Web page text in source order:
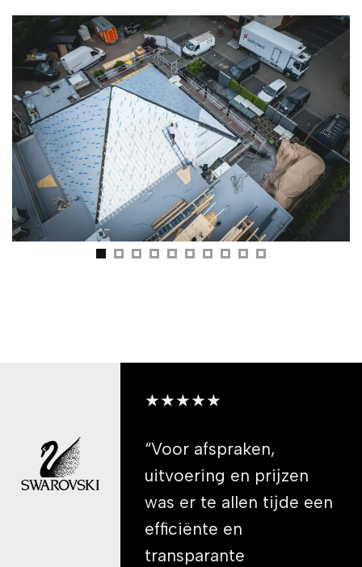
★★★★★
“Voor afspraken,
uitvoering en prijzen
was er te allen tijde een
efficiënte en
transparante